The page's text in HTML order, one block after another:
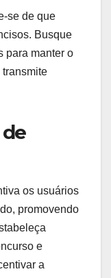
se de que
Busque
para manter o
os usuários
promovendo
e
a